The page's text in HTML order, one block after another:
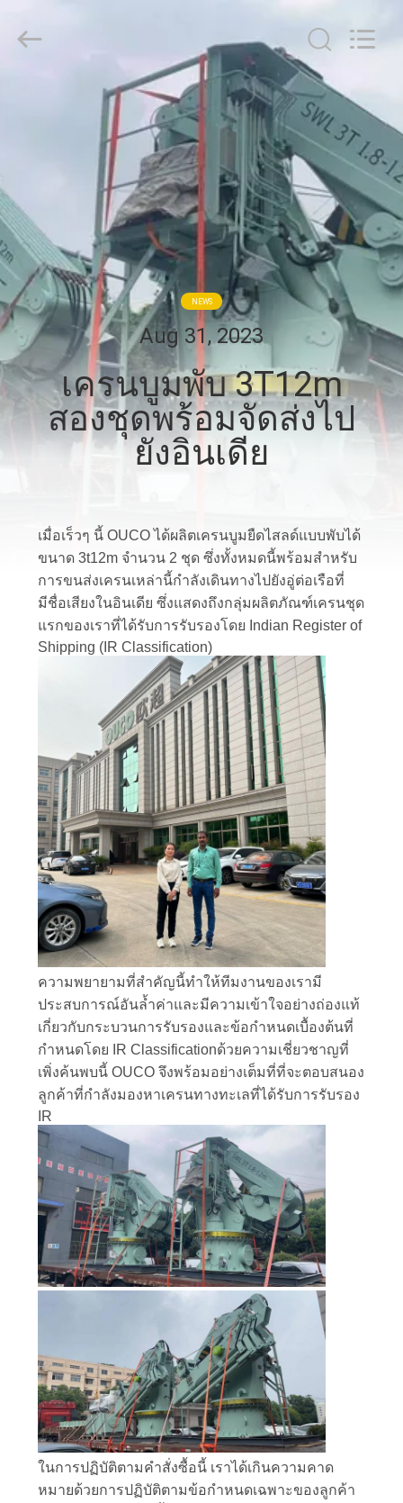
วิดีโอ
รายการ
VR
เกี่ยว
กับ
ทัวร์
โรงงาน
คุณภาพ
ข่าว
กรณี
CONTACT
แผนผัง
เว็บไซต์
นโยบาย
ความ
ส่วน
INTERNATIONAL
GROUP
NEWS
Aug 31, 2023
เครนบูมพับ 3T12m
สองชุดพร้อมจัดส่งไป
ยังอินเดีย
เมื่อเร็วๆ นี้ OUCO ได้ผลิตเครนบูมยืดไสลด์แบบพับได้
ขนาด 3t12m จำนวน 2 ชุด ซึ่งทั้งหมดนี้พร้อมสำหรับ
การขนส่งเครนเหล่านี้กำลังเดินทางไปยังอู่ต่อเรือที่
มีชื่อเสียงในอินเดีย ซึ่งแสดงถึงกลุ่มผลิตภัณฑ์เครนชุด
แรกของเราที่ได้รับการรับรองโดย Indian Register of
Shipping (IR Classification)
ความพยายามที่สำคัญนี้ทำให้ทีมงานของเรามี
ประสบการณ์อันล้ำค่าและมีความเข้าใจอย่างถ่องแท้
เกี่ยวกับกระบวนการรับรองและข้อกำหนดเบื้องต้นที่
กำหนดโดย IR Classificationด้วยความเชี่ยวชาญที่
เพิ่งค้นพบนี้ OUCO จึงพร้อมอย่างเต็มที่ที่จะตอบสนอง
ลูกค้าที่กำลังมองหาเครนทางทะเลที่ได้รับการรับรอง
IR
ในการปฏิบัติตามคำสั่งซื้อนี้ เราได้เกินความคาด
หมายด้วยการปฏิบัติตามข้อกำหนดเฉพาะของลูกค้า